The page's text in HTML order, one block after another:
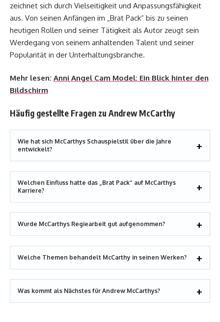
zeichnet sich durch Vielseitigkeit und Anpassungsfähigkeit
aus. Von seinen Anfängen im „Brat Pack“ bis zu seinen
heutigen Rollen und seiner Tätigkeit als Autor zeugt sein
Werdegang von seinem anhaltenden Talent und seiner
Popularität in der Unterhaltungsbranche.
Mehr lesen: Anni Angel Cam Model: Ein Blick hinter den
Bildschirm
Häufig gestellte Fragen zu Andrew McCarthy
Wie hat sich McCarthys Schauspielstil über die Jahre
entwickelt?
Welchen Einfluss hatte das „Brat Pack“ auf McCarthys
Karriere?
Wurde McCarthys Regiearbeit gut aufgenommen?
Welche Themen behandelt McCarthy in seinen Werken?
Was kommt als Nächstes für Andrew McCarthys?